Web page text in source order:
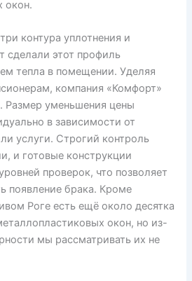
окон.
контура уплотнения и
сделали этот профиль
тепла в помещении. Уделяя
компания «Комфорт»
Размер уменьшения цены
в зависимости от
услуги. Строгий контроль
и готовые конструкции
проверок, что позволяет
появление брака. Кроме
Роге есть ещё около десятка
окон, но из-
мы рассматривать их не